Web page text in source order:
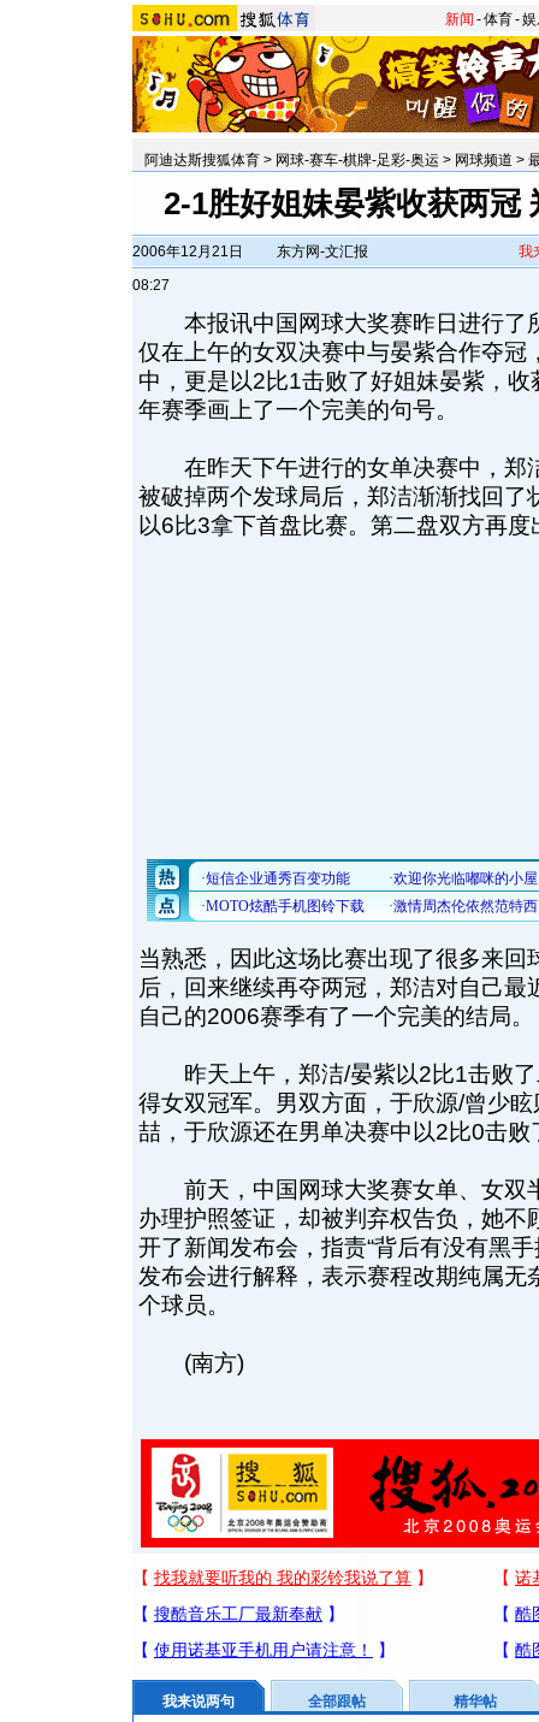
新闻 -体育-
阿迪达斯搜狐体育 > 网球-赛车-棋牌-足彩-奥运 > 网球频道 >
2-1胜好姐妹晏紫收获两冠
2006年12月21日
08:27
东方网-文汇报 我
本报讯中国网球大奖赛昨日进行了
仅在上午的女双决赛中与晏紫合作夺冠
中，更是以2比1击败了好姐妹晏紫，
年赛季画上了一个完美的句号。
在昨天下午进行的女单决赛中，郑
被破掉两个发球局后，郑洁渐渐找回了
以6比3拿下首盘比赛。 第二盘双方再度
当熟悉，因此这场比赛出现了很多来回
后，回来继续再夺两冠，郑洁对自己最
自己的2006赛季有了一个完美的结局。
昨天上午，郑洁/晏紫以2比1击败了
得女双冠军。男双方面，于欣源/曾少
喆，于欣源还在男单决赛中以2比0击
前天，中国网球大奖赛女单、女双
办理护照签证，却被判弃权告负，她不
开了新闻发布会，指责“背后有没有黑
发布会进行解释，表示赛程改期纯属无
个球员。
(南方)
我来说两句 全部跟帖
精华帖